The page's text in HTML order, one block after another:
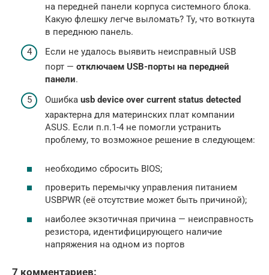
на передней панели корпуса системного блока.
Какую флешку легче выломать? Ту, что воткнута
в переднюю панель.
Если не удалось выявить неисправный USB
порт — отключаем USB-порты на передней
панели.
Ошибка usb device over current status detected
характерна для материнских плат компании
ASUS. Если п.п.1-4 не помогли устранить
проблему, то возможное решение в следующем:
необходимо сбросить BIOS;
проверить перемычку управления питанием
USBPWR (её отсутствие может быть причиной);
наиболее экзотичная причина — неисправность
резистора, идентифицирующего наличие
напряжения на одном из портов
7 комментариев: